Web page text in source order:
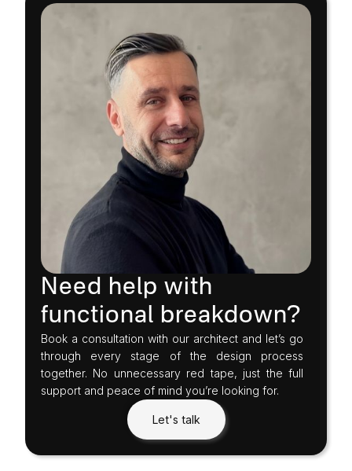
Need help with
functional breakdown?
Book a consultation with our architect and let’s go
through every stage of the design process
together. No unnecessary red tape, just the full
support and peace of mind you’re looking for.
Let's talk